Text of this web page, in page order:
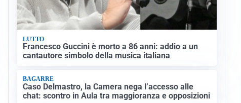
LUTTO
Francesco Guccini è morto a 86 anni: addio a un
cantautore simbolo della musica italiana
BAGARRE
Caso Delmastro, la Camera nega l’accesso alle
chat: scontro in Aula tra maggioranza e opposizioni